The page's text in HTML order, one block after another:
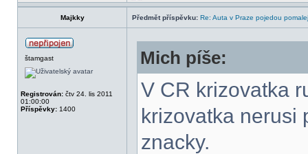
Majkky Předmět příspěvku: Re: Auta v Praze pojedou
štamgast
Registrován: čtv 24. lis 2011
01:00:00
Příspěvky: 1400
Mich píše:
V CR krizovatka
krizovatka nerusi
znacky.